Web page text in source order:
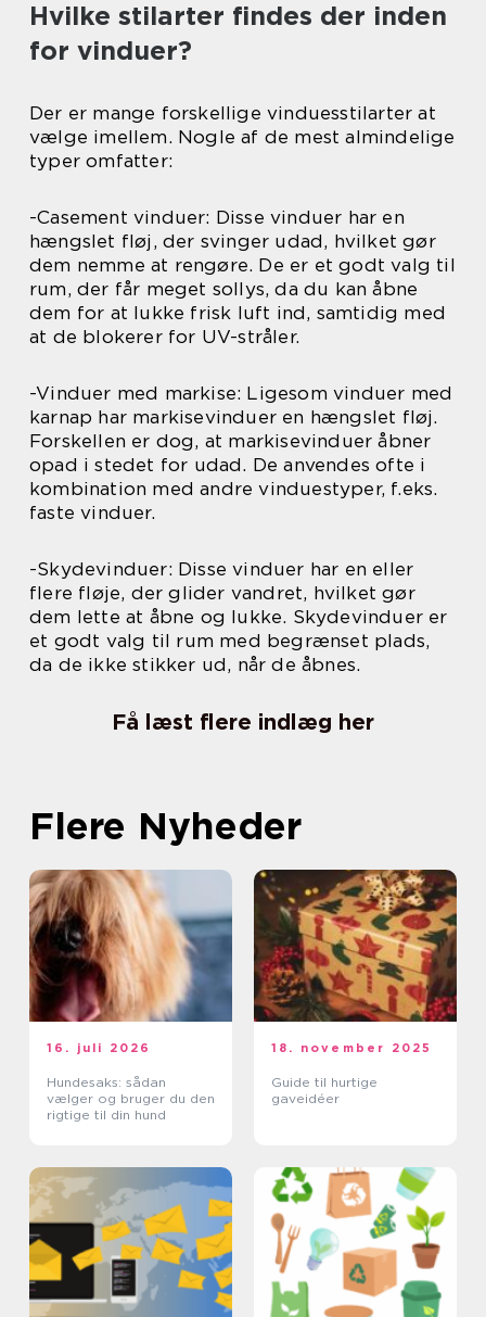
Hvilke stilarter findes der inden
for vinduer?
Der er mange forskellige vinduesstilarter at
vælge imellem. Nogle af de mest almindelige
typer omfatter:
-Casement vinduer: Disse vinduer har en
hængslet fløj, der svinger udad, hvilket gør
dem nemme at rengøre. De er et godt valg til
rum, der får meget sollys, da du kan åbne
dem for at lukke frisk luft ind, samtidig med
at de blokerer for UV-stråler.
-Vinduer med markise: Ligesom vinduer med
karnap har markisevinduer en hængslet fløj.
Forskellen er dog, at markisevinduer åbner
opad i stedet for udad. De anvendes ofte i
kombination med andre vinduestyper, f.eks.
faste vinduer.
-Skydevinduer: Disse vinduer har en eller
flere fløje, der glider vandret, hvilket gør
dem lette at åbne og lukke. Skydevinduer er
et godt valg til rum med begrænset plads,
da de ikke stikker ud, når de åbnes.
Få læst flere indlæg her
Flere Nyheder
16. juli 2026
Hundesaks: sådan
vælger og bruger du den
rigtige til din hund
18. november 2025
Guide til hurtige
gaveidéer